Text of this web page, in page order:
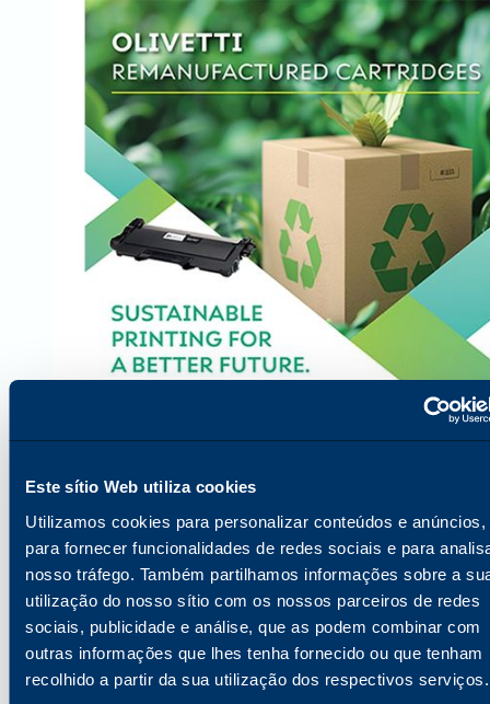
Este sítio Web utiliza cookies
Utilizamos cookies para personalizar conteúdos e anúncios,
para fornecer funcionalidades de redes sociais e para
nosso tráfego. Também partilhamos informações sobre a
utilização do nosso sítio com os nossos parceiros de redes
sociais, publicidade e análise, que as podem combinar com
outras informações que lhes tenha fornecido ou que tenham
recolhido a partir da sua utilização dos respectivos serviços.
Sobre a Katun
Com sede em Minneapolis, Minnesota, EUA,
a Katun Corporation (Katun) é um dos
principais fornecedores mundiais de
consumíveis de imagem equivalentes a
OEM e uma gama abrangente de produtos
e serviços para impressoras, fotocopiadoras
e impressoras multifunções (MFPs). Em